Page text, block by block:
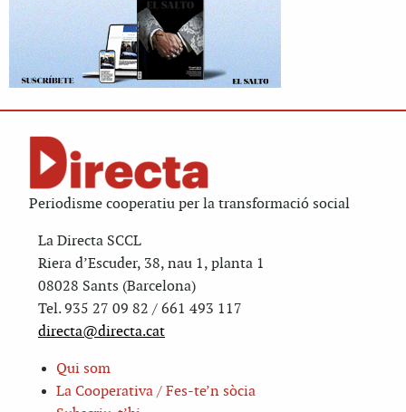
Periodisme cooperatiu per la transformació social
La Directa SCCL
Riera d’Escuder, 38, nau 1, planta 1
08028 Sants (Barcelona)
Tel. 935 27 09 82 / 661 493 117
directa@directa.cat
Qui som
La Cooperativa / Fes-te’n sòcia